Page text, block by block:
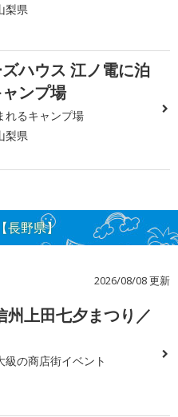
梨県
ハウス 江ノ電に泊
ンプ場
れるキャンプ場
梨県
長野県】
2026/08/08 更新
州上田七夕まつり／
級の商店街イベント